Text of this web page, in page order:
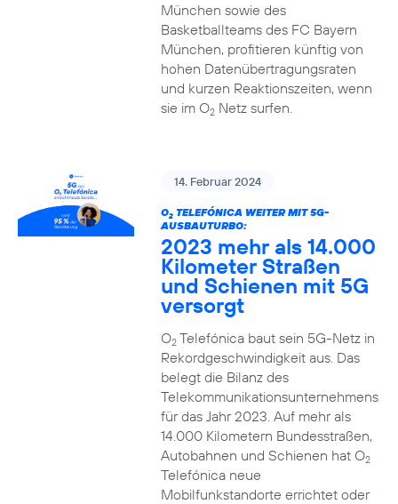
München sowie des
Basketballteams des FC Bayern
München, profitieren künftig von
hohen Datenübertragungsraten
und kurzen Reaktionszeiten, wenn
sie im O2Netz surfen.
14. Februar 2024
O2TELEFÓNICA WEITER MIT 5G-
AUSBAUTURBO:
2023 mehr als 14.000
Kilometer Straßen
und Schienen mit 5G
versorgt
O2Telefónica baut sein 5G-Netz in
Rekordgeschwindigkeit aus. Das
belegt die Bilanz des
Telekommunikationsunternehmens
für das Jahr 2023. Auf mehr als
14.000 Kilometern Bundesstraßen,
Autobahnen und Schienen hat O2
Telefónica neue
Mobilfunkstandorte errichtet oder